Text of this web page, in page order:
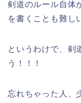
剣道のルール自体
を書くことも難し
というわけで、剣
う！！！
忘れちゃった人、